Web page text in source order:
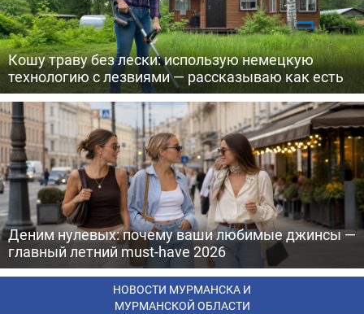
Кошу траву без лески: использую немецкую
технологию с лезвиями — рассказываю как есть
Деним нулевых: почему ваши любимые джинсы —
главный летний must-have 2026
НОВОСТИ МУРМАНСКА И
МУРМАНСКОЙ ОБЛАСТИ